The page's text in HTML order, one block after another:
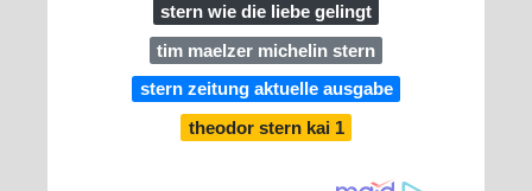
stern wie die liebe gelingt
tim maelzer michelin stern
stern zeitung aktuelle ausgabe
theodor stern kai 1